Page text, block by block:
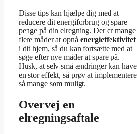
Disse tips kan hjælpe dig med at
reducere dit energiforbrug og spare
penge på din elregning. Der er mange
flere måder at opnå energieffektivitet
i dit hjem, så du kan fortsætte med at
søge efter nye måder at spare på.
Husk, at selv små ændringer kan have
en stor effekt, så prøv at implementere
så mange som muligt.
Overvej en
elregningsaftale